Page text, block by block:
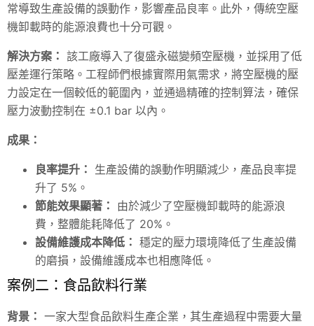
常導致生產設備的誤動作，影響產品良率。此外，傳統空壓
機卸載時的能源浪費也十分可觀。
解決方案： 該工廠導入了復盛永磁變頻空壓機，並採用了低
壓差運行策略。工程師們根據實際用氣需求，將空壓機的壓
力設定在一個較低的範圍內，並通過精確的控制算法，確保
壓力波動控制在 ±0.1 bar 以內。
成果：
良率提升： 生產設備的誤動作明顯減少，產品良率提
升了 5%。
節能效果顯著： 由於減少了空壓機卸載時的能源浪
費，整體能耗降低了 20%。
設備維護成本降低： 穩定的壓力環境降低了生產設備
的磨損，設備維護成本也相應降低。
案例二：食品飲料行業
背景： 一家大型食品飲料生產企業，其生產過程中需要大量